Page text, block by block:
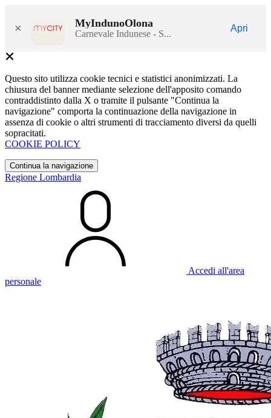
× MyIndunoOlona
Carnevale Indunese - S...
Apri
Questo sito utilizza cookie tecnici e statistici anonimizzati. La
chiusura del banner mediante selezione dell'apposito comando
contraddistinto dalla X o tramite il pulsante "Continua la
navigazione" comporta la continuazione della navigazione in
assenza di cookie o altri strumenti di tracciamento diversi da quelli
sopracitati.
COOKIE POLICY
Continua la navigazione
Regione Lombardia
Accedi all'area
personale